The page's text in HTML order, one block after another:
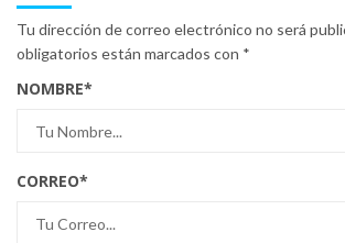
Tu dirección de correo electrónico no será
obligatorios están marcados con *
NOMBRE*
CORREO*